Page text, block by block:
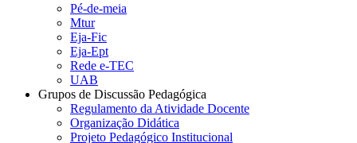
Pé-de-meia
Mtur
Eja-Fic
Eja-Ept
Rede e-TEC
UAB
Grupos de Discussão Pedagógica
Regulamento da Atividade Docente
Organização Didática
Projeto Pedagógico Institucional